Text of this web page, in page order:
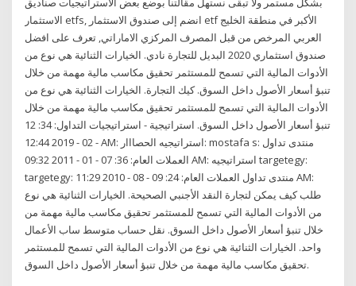
الاستثمار etfs, انضم إلى صندوق الاستثمار etf الأكبر في منطقة الخليج
العربي المرخص من قبل المصرف المركزي الاماراتي, تعرف على افضل
صندوق استثماري 2020 البديل للتجارة نادي. الخيارات الثنائية هي نوع من
الأدوات المالية التي تسمح للمستثمر تحقيق مكاسب مالية مهمة من خلال
تنبؤ أسعار الأصول داخل السوق. كيك التجارة. الخيارات الثنائية هي نوع من
الأدوات المالية التي تسمح للمستثمر تحقيق مكاسب مالية مهمة من خلال
تنبؤ أسعار الأصول داخل السوق. استراتيجية - استراتيجيات التداول: 34: 12
- 02 - 2019 12:44 AM: استراتيجيه الحصااار: mostafa s: منتدى تداول
العملات العام: 36: 07 - 01 - 2011 09:32 AM: استراتيجيه targetegy:
targetegy: منتدى تداول العملات العام: 24: 09 - 08 - 2010 11:29 AM:
طلب كيف يمكن لتجارة النقد الأجنبي الصحيحة. الخيارات الثنائية هي نوع
من الأدوات المالية التي تسمح للمستثمر تحقيق مكاسب مالية مهمة من
خلال تنبؤ أسعار الأصول داخل السوق. نقل حساب متوسط ساب الأعمال
واحد. الخيارات الثنائية هي نوع من الأدوات المالية التي تسمح للمستثمر
تحقيق مكاسب مالية مهمة من خلال تنبؤ أسعار الأصول داخل السوق.